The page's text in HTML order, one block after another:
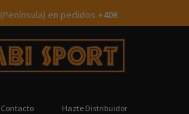
(Península) en pedidos +40€
Contacto Hazte Distribuidor